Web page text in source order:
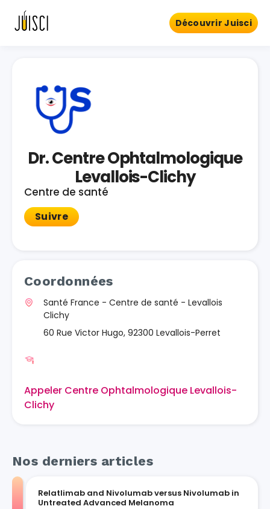
Découvrir Juisci
Dr. Centre Ophtalmologique
Levallois-Clichy
Centre de santé
Suivre
Coordonnées
Santé France - Centre de santé - Levallois
Clichy
60 Rue Victor Hugo, 92300 Levallois-Perret
Appeler Centre Ophtalmologique Levallois-
Clichy
Nos derniers articles
Relatlimab and Nivolumab versus Nivolumab in
Untreated Advanced Melanoma